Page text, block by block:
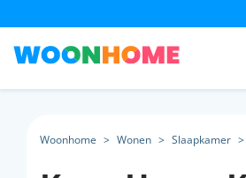
Woonhome > Wonen > Slaapkamer >